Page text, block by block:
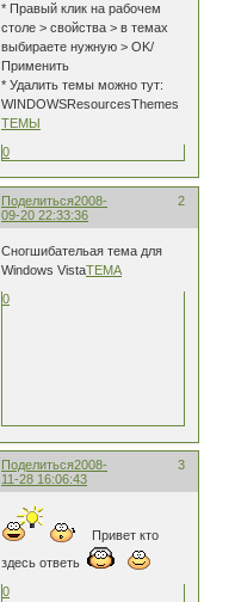
* Правый клик на рабочем
столе > свойства > в темах
выбираете нужную > OK/
Применить
* Удалить темы можно тут:
WINDOWSResourcesThemes
ТЕМЫ
0
Поделиться 2
2008-
09-20 22:33:36
Сногшибательая тема для
Windows VistaТЕМА
0
Поделиться 3
2008-
11-28 16:06:43
Привет кто
здесь ответь
0